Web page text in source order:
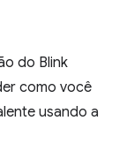
do Blink
como você
usando a